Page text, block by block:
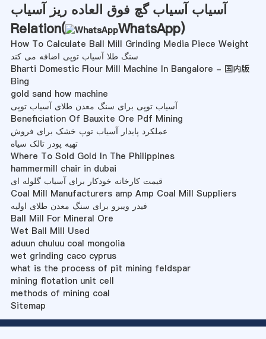
آسیاب آسیاب گچ فوق العاده ریز آسیاب
Relation(
WhatsApp)
How To Calculate Ball Mill Grinding Media Piece Weight
سنگ طلا آسیاب توپی اضافه می کند
Bharti Domestic Flour Mill Machine In Bangalore - 国内版
Bing
gold sand how machine
آسیاب توپی برای سنگ معدن طلای آسیاب توپی
Beneficiation Of Bauxite Ore Pdf Mining
عملکرد پایدار آسیاب توپ خشک برای فروش
تهیه پودر تالک سیاه
Where To Sold Gold In The Philippines
hammermill chair in dubai
قیمت کارخانه خودکار برای آسیاب گلوله ای
Coal Mill Manufacturers amp Amp Coal Mill Suppliers
فیدر ویبرو برای سنگ معدن طلای اولیه
Ball Mill For Mineral Ore
Wet Ball Mill Used
aduun chuluu coal mongolia
wet grinding caco cyprus
what is the process of pit mining feldspar
mining flotation unit cell
methods of mining coal
Sitemap